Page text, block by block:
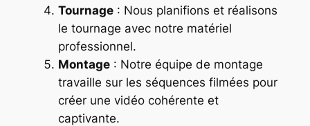
Tournage: Nous planifions et réalisons
le tournage avec notre matériel
professionnel.
Montage: Notre équipe de montage
travaille sur les séquences filmées pour
créer une vidéo cohérente et
captivante.